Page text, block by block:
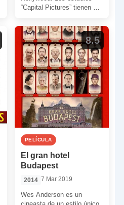
“Capital Pictures” tienen un
producciones más […]
8.5
PELÍCULA
El gran hotel
Budapest
2014 7 Mar 2019
Wes Anderson es un